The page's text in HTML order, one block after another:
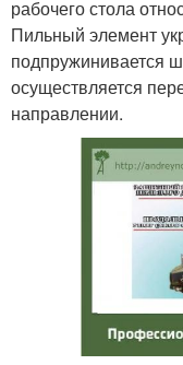
рабочего стола
Пильный элемент
подпружинивается
осуществляется
направлении.